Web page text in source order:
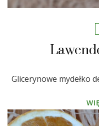
Glicerynowe mydełko